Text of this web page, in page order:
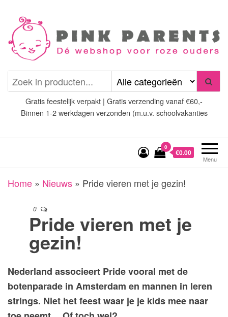
inhoud
Pink Parents
(wens)ouders
Gratis feestelijk verpakt | Gratis verzending vanaf €60,-
Binnen 1-2 werkdagen verzonden (m.u.v. schoolvakanties
Menu
0
€0.00
Home » Nieuws » Pride vieren met je gezin!
0
Pride vieren met je
gezin!
Nederland associeert Pride vooral met de
botenparade in Amsterdam en mannen in leren
strings. Niet het feest waar je je kids mee naar